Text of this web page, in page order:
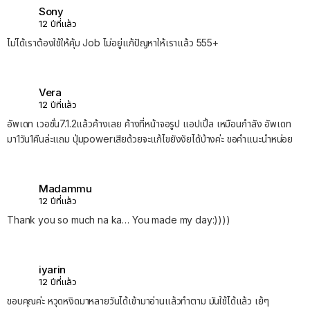
Sony
12 ปีที่แล้ว
ไม่ได้เราต้องใช้ให้คุ้ม Job ไม่อยู่แก้ปัญหาให้เราแล้ว 555+
Vera
12 ปีที่แล้ว
อัพเดท เวอชั่น7.1.2แล้วค้างเลย ค้างที่หน้าจอรูป แอปเปิ้ล เหมือนกำลัง อัพเดท
มา1วัน1คืนล่ะแถม ปุ่มpowerเสียด้วยจะแก้ไขยังงัยได้บ้างค่ะ ขอคำแนะนำหน่อย
Madammu
12 ปีที่แล้ว
Thank you so much na ka… You made my day:))))
iyarin
12 ปีที่แล้ว
ขอบคุณค่ะ หวุดหงิดมาหลายวันได้เข้ามาอ่านแล้วทำตาม มันใช้ได้แล้ว เย้ๆ